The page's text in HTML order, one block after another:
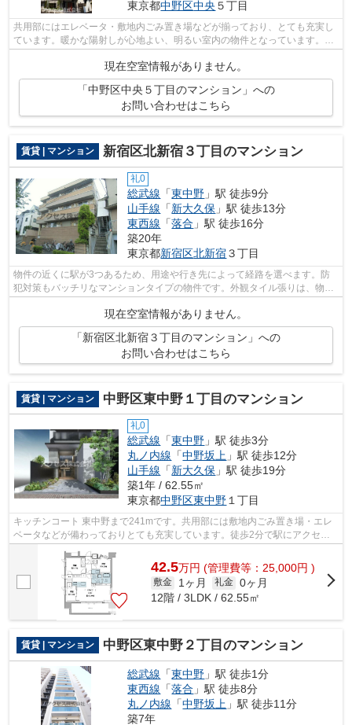
東京都中野区中央 ５丁目
共用部にはエレベータ・敷地内ごみ置き場などが揃っており、とても充実し
ています。暖かな陽射しが心地よい、明るい室内の物件となっています。こ
現在空室情報がありません。
「中野区中央５丁目のマンション」への
お問い合わせはこちら
賃貸 | マンション 新宿区北新宿３丁目のマンション
礼0
総武線 「東中野 」駅 徒歩9分
山手線 「新大久保 」駅 徒歩13分
東西線 「落合 」駅 徒歩16分
築20年
東京都新宿区北新宿３丁目
物件の近くに駅が3つあるため、用途や行き先によって経路を選べます。防
犯対策もバッチリなマンションタイプの物件です。外観タイル張りは、物件
全体に豊かな表情を与えることができま...
現在空室情報がありません。
「新宿区北新宿３丁目のマンション」への
お問い合わせはこちら
賃貸 | マンション 中野区東中野１丁目のマンション
礼0
総武線 「東中野 」駅 徒歩3分
丸ノ内線 「中野坂上 」駅 徒歩12分
山手線 「新大久保 」駅 徒歩19分
築1年 / 62.55㎡
東京都中野区東中野１丁目
キッチンコート 東中野まで241mです。共用部には敷地内ごみ置き場・エレ
ベータなどが備わっておりとても充実しています。徒歩2分で駅にアクセス
42.5万円 (管理費等：25,000円 )
敷金 1ヶ月 礼金 0ヶ月
12階 / 3LDK / 62.55㎡
賃貸 | マンション 中野区東中野２丁目のマンション
総武線 「東中野 」駅 徒歩1分
東西線 「落合 」駅 徒歩8分
丸ノ内線 「中野坂上 」駅 徒歩11分
築7年